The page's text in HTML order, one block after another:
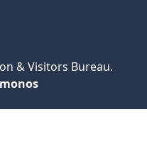
& Visitors Bureau.